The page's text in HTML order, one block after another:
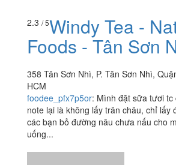
Xiên Que Ngon
15/45A Cầu Xéo, P. Tân Sơn Nhì, Quận
HCM
nhưng có giảm giá nên ok.
2.3 / 5Windy Tea -
Foods - Tân Sơn